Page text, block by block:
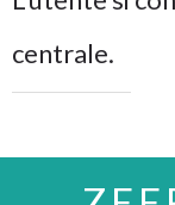
centrale.